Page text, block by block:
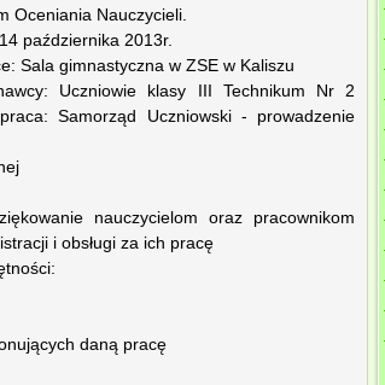
Oceniania Nauczycieli.
października 2013r.
Sala gimnastyczna w ZSE w Kaliszu
Uczniowie klasy III Technikum Nr 2
Samorząd Uczniowski - prowadzenie
nauczycielom oraz pracownikom
i obsługi za ich pracę
daną pracę